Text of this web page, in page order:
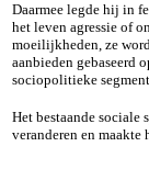
Daarmee legde hij in
het leven agressie of
moeilijkheden, ze
aanbieden gebaseerd
sociopolitieke
Het bestaande sociale
veranderen en